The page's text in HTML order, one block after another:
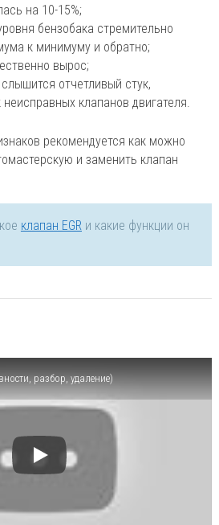
на 10-15%;
бензобака стремительно
к минимуму и обратно;
вырос;
отчетливый стук,
клапанов двигателя.
рекомендуется как можно
и заменить клапан
клапан EGRи какие функции он
разбор, удаление)